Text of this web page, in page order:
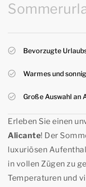
Bevorzugte
Warmes und
Große Auswahl an
Erleben Sie einen
Alicante! Der
luxuriösen
in vollen Zügen zu
Temperaturen und